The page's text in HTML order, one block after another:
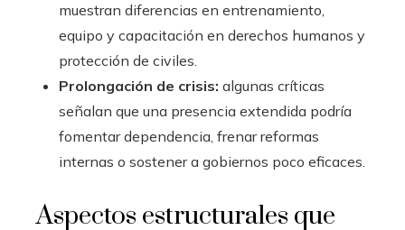
muestran diferencias en entrenamiento,
equipo y capacitación en derechos humanos y
protección de civiles.
Prolongación de crisis: algunas críticas
señalan que una presencia extendida podría
fomentar dependencia, frenar reformas
internas o sostener a gobiernos poco eficaces.
Aspectos estructurales que